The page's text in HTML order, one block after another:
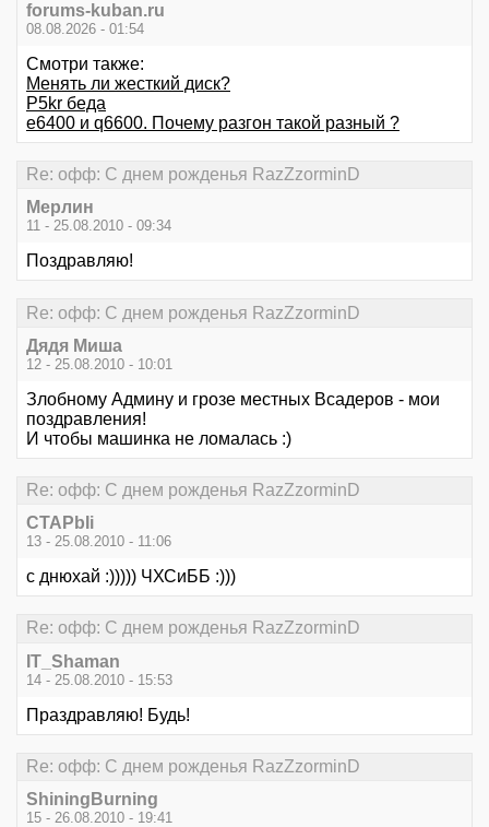
forums-kuban.ru
08.08.2026 - 01:54
Смотри также:
Менять ли жесткий диск?
P5kr беда
е6400 и q6600. Почему разгон такой разный ?
Re: офф: С днем рожденья RazZzorminD
Мерлин
11 - 25.08.2010 - 09:34
Поздравляю!
Re: офф: С днем рожденья RazZzorminD
Дядя Миша
12 - 25.08.2010 - 10:01
Злобному Админу и грозе местных Всадеров - мои
поздравления!
И чтобы машинка не ломалась :)
Re: офф: С днем рожденья RazZzorminD
CTAPbIi
13 - 25.08.2010 - 11:06
с днюхай :))))) ЧХСиББ :)))
Re: офф: С днем рожденья RazZzorminD
IT_Shaman
14 - 25.08.2010 - 15:53
Праздравляю! Будь!
Re: офф: С днем рожденья RazZzorminD
ShiningBurning
15 - 26.08.2010 - 19:41